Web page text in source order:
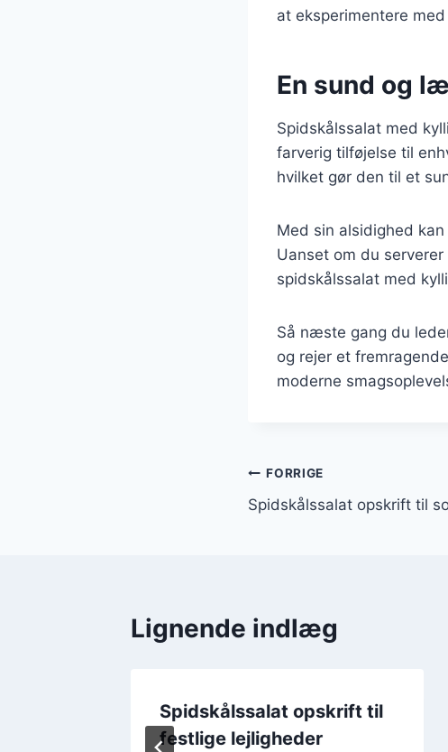
at eksperimentere
En sund og
Spidskålssalat med
farverig tilføjelse til
hvilket gør den til et
Med sin alsidighed
Uanset om du
spidskålssalat med
Så næste gang du
og rejer et
moderne
FORRIGE
Spidskålssalat opskrift til
Lignende indlæg
Spidskålssalat opskrift til
festlige lejligheder